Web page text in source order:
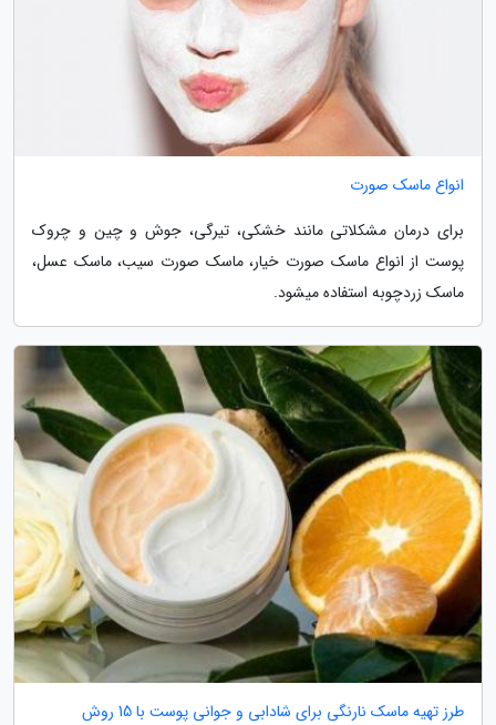
انواع ماسک صورت
برای درمان مشکلاتی مانند خشکی، تیرگی، جوش و چین و چروک
پوست از انواع ماسک صورت خیار، ماسک صورت سیب، ماسک عسل،
ماسک زردچوبه استفاده میشود.
طرز تهیه ماسک نارنگی برای شادابی و جوانی پوست با 15 روش